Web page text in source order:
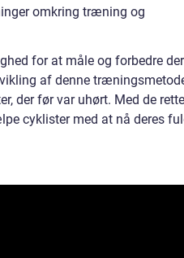
omkring træning og
for at måle og forbedre
af denne
der før var uhørt. Med de rette
cyklister med at nå deres